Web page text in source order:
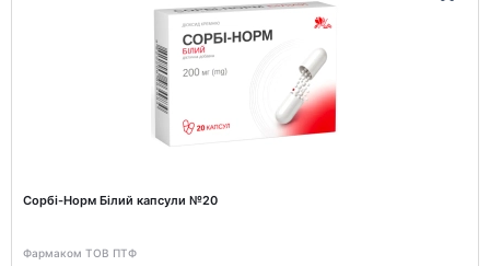
Сорбі-Норм Білий капсули №20
Фармаком ТОВ ПТФ